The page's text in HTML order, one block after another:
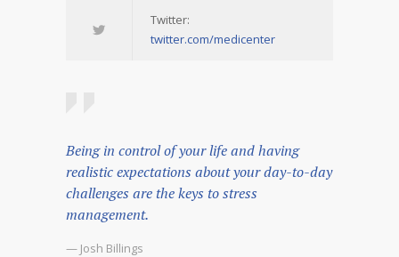
Twitter:
twitter.com/medicenter
Being in control of your life and having
realistic expectations about your day-to-day
challenges are the keys to stress
management.
— Josh Billings